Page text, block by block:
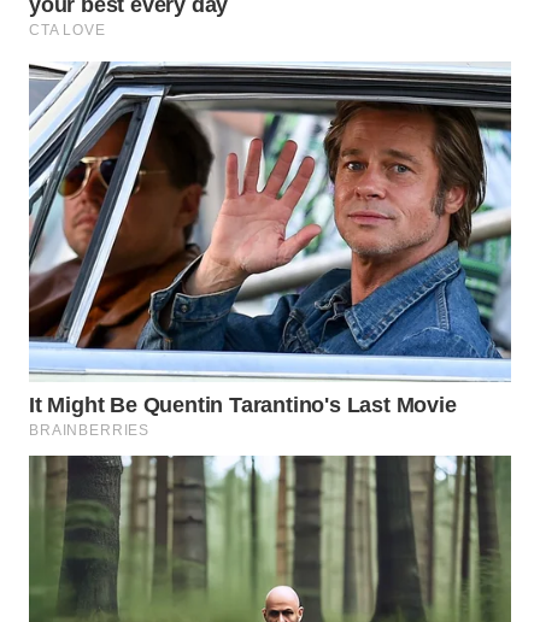
TANJUNG
LESUNG
WN
KARO
WN
SIMALUNGUN
WN
LABUHANBATU
WN
TAPANULI
TENGAH
WN DELI
SERDANG
TEBING